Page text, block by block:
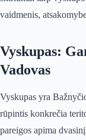
vaidmenis,
Vyskupas:
Vadovas
Vyskupas yra
rūpintis konkrečia
pareigos apima